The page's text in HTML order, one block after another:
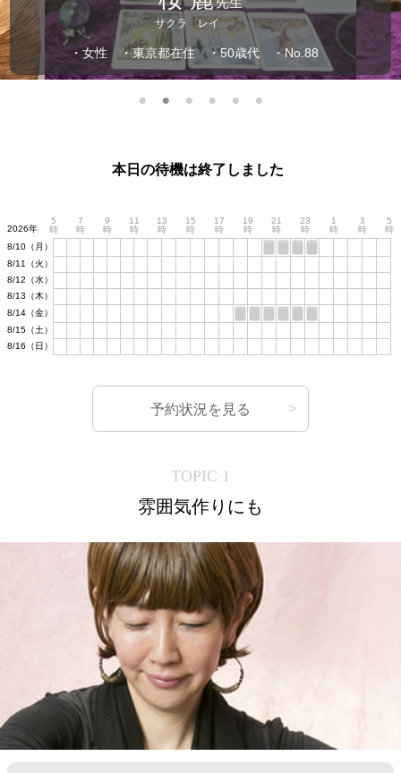
サクラ レイ
・女性 ・東京都在住 ・50歳代 ・No.88
本日の待機は終了しました
2026年
5
時
7
時
9
時
11
時
13
時
15
時
17
時
19
時
21
時
23
時
1
時
3
時
5
時
8/10（月）
8/11（火）
8/12（水）
8/13（木）
8/14（金）
8/15（土）
8/16（日）
予約状況を見る
TOPIC 1
雰囲気作りにも